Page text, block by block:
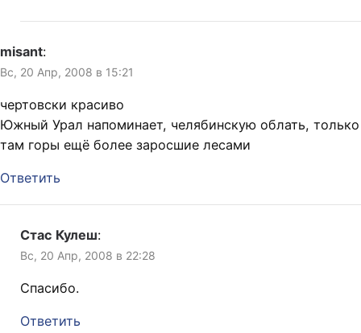
misant:
Вс, 20 Апр, 2008 в 15:21
чертовски красиво
Южный Урал напоминает, челябинскую облать, только
там горы ещё более заросшие лесами
Ответить
Стас Кулеш:
Вс, 20 Апр, 2008 в 22:28
Спасибо.
Ответить